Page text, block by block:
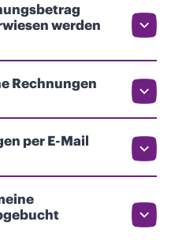
werden
Rechnungen
per E-Mail